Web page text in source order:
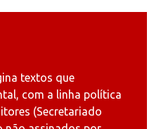
textos que
com a linha política
(Secretariado